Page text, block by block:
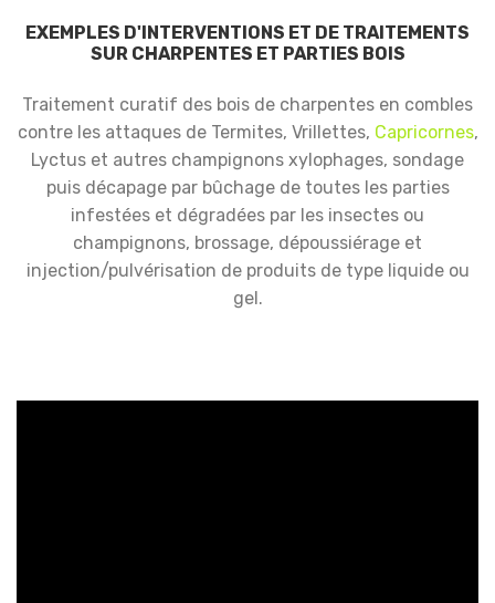
EXEMPLES D'INTERVENTIONS ET DE TRAITEMENTS
SUR CHARPENTES ET PARTIES BOIS
Traitement curatif des bois de charpentes en combles
contre les attaques de Termites, Vrillettes, Capricornes,
Lyctus et autres champignons xylophages, sondage
puis décapage par bûchage de toutes les parties
infestées et dégradées par les insectes ou
champignons, brossage, dépoussiérage et
injection/pulvérisation de produits de type liquide ou
gel.